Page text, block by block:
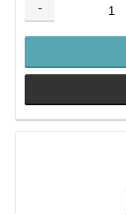
-